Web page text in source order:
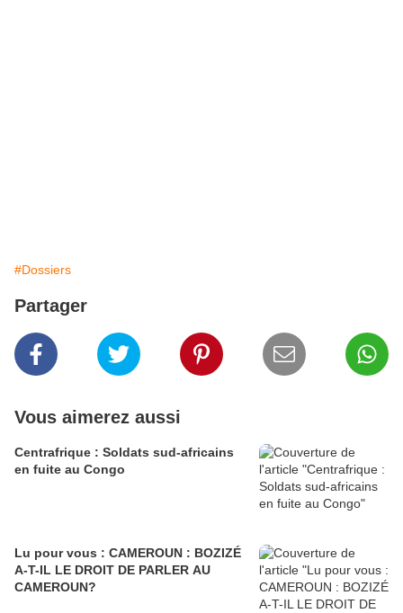
#Dossiers
Partager
Vous aimerez aussi
Centrafrique : Soldats sud-africains
en fuite au Congo
Lu pour vous : CAMEROUN : BOZIZÉ
A-T-IL LE DROIT DE PARLER AU
CAMEROUN?